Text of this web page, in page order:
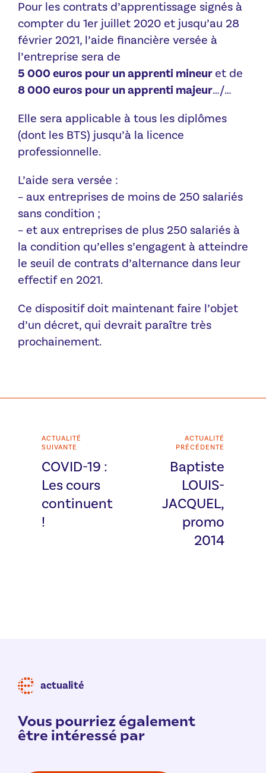
Pour les contrats d’apprentissage signés à
compter du 1er juillet 2020 et jusqu’au 28
février 2021, l’aide financière versée à
l’entreprise sera de
5 000 euros pour un apprenti mineuret de
8 000 euros pour un apprenti majeur…/…
Elle sera applicable à tous les diplômes
(dont les BTS) jusqu’à la licence
professionnelle.
L’aide sera versée :
– aux entreprises de moins de 250 salariés
sans condition ;
– et aux entreprises de plus 250 salariés à
la condition qu’elles s’engagent à atteindre
le seuil de contrats d’alternance dans leur
effectif en 2021.
Ce dispositif doit maintenant faire l’objet
d’un décret, qui devrait paraître très
prochainement.
ACTUALITÉ
SUIVANTE
COVID-19 :
Les cours
continuent
!
ACTUALITÉ
PRÉCÉDENTE
Baptiste
LOUIS-
JACQUEL,
promo
2014
actualité
Vous pourriez également
être intéressé par